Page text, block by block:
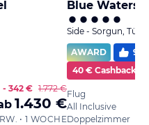
- 342 € 1.772 €
1.430 €
• 1 WOCHE
Blue Waters
Side - Sorgun,
AWARD
99
40 € Cashback
Flug
All Inclusive
Doppelzimmer